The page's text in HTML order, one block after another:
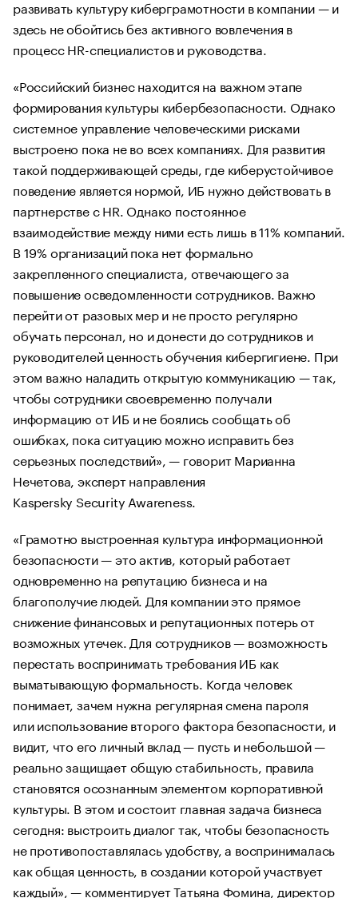
развивать культуру киберграмотности в компании — и
здесь не обойтись без активного вовлечения в
процесс HR-специалистов и руководства.
«Российский бизнес находится на важном этапе
формирования культуры кибербезопасности. Однако
системное управление человеческими рисками
выстроено пока не во всех компаниях. Для развития
такой поддерживающей среды, где киберустойчивое
поведение является нормой, ИБ нужно действовать в
партнерстве с HR. Однако постоянное
взаимодействие между ними есть лишь в 11% компаний.
В 19% организаций пока нет формально
закрепленного специалиста, отвечающего за
повышение осведомленности сотрудников. Важно
перейти от разовых мер и не просто регулярно
обучать персонал, но и донести до сотрудников и
руководителей ценность обучения кибергигиене. При
этом важно наладить открытую коммуникацию — так,
чтобы сотрудники своевременно получали
информацию от ИБ и не боялись сообщать об
ошибках, пока ситуацию можно исправить без
серьезных последствий», — говорит Марианна
Нечетова, эксперт направления
Kaspersky Security Awareness.
«Грамотно выстроенная культура информационной
безопасности — это актив, который работает
одновременно на репутацию бизнеса и на
благополучие людей. Для компании это прямое
снижение финансовых и репутационных потерь от
возможных утечек. Для сотрудников — возможность
перестать воспринимать требования ИБ как
выматывающую формальность. Когда человек
понимает, зачем нужна регулярная смена пароля
или использование второго фактора безопасности, и
видит, что его личный вклад — пусть и небольшой —
реально защищает общую стабильность, правила
становятся осознанным элементом корпоративной
культуры. В этом и состоит главная задача бизнеса
сегодня: выстроить диалог так, чтобы безопасность
не противопоставлялась удобству, а воспринималась
как общая ценность, в создании которой участвует
каждый», — комментирует Татьяна Фомина, директор